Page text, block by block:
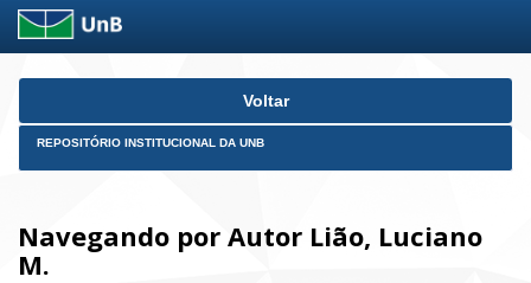
Skip
Voltar
REPOSITÓRIO INSTITUCIONAL DA UNB
Navegando por Autor Lião, Luciano
M.